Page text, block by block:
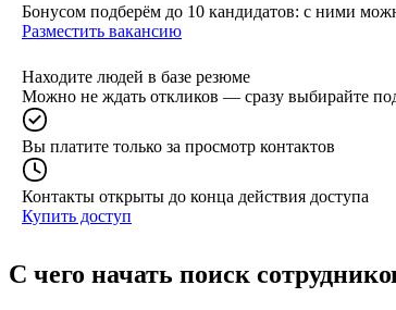
Бонусом подберём до 10 кандидатов: с ними
Разместить вакансию
Находите людей в базе резюме
Можно не ждать откликов — сразу выбирайте
Вы платите только за просмотр контактов
Контакты открыты до конца действия доступа
Купить доступ
С чего начать поиск